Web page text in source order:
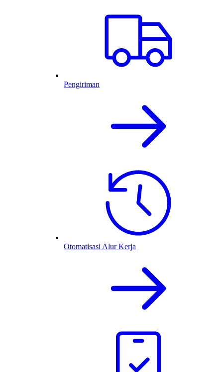
Pengiriman
Otomatisasi Alur Kerja